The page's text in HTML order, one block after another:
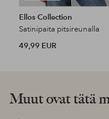
Ellos Collection
Satinipaita pitsireunalla
49,99 EUR
Muut ovat tätä